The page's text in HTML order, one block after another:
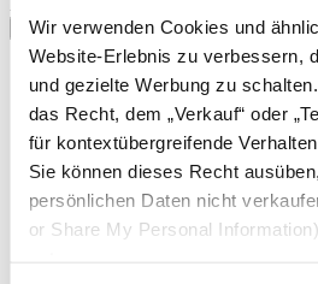
Wir verwenden Cookies und
Website-Erlebnis zu verbessern,
und gezielte Werbung zu
das Recht, dem „Verkauf“ oder
für kontextübergreifende
Sie können dieses Recht
persönlichen Daten nicht
or Share My Personal
Sprachumschalter
Dutch
Français
China
English
Dänemark
Deutschland